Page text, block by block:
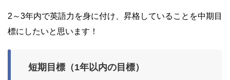
2～3年内で英語力を身に付け、昇格していることを中期目
標にしたいと思います！
短期目標（1年以内の目標）